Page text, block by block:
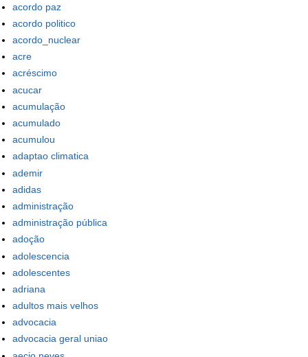
acordo paz
acordo politico
acordo_nuclear
acre
acréscimo
acucar
acumulação
acumulado
acumulou
adaptao climatica
ademir
adidas
administração
administração pública
adoção
adolescencia
adolescentes
adriana
adultos mais velhos
advocacia
advocacia geral uniao